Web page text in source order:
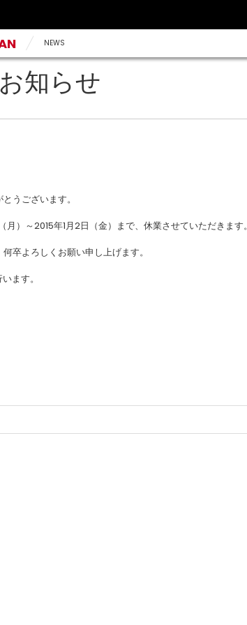
NEWS
知らせ
うございます。
）～2015年1月2日（金）まで、休業させていただきます。
卒よろしくお願い申し上げます。
ます。